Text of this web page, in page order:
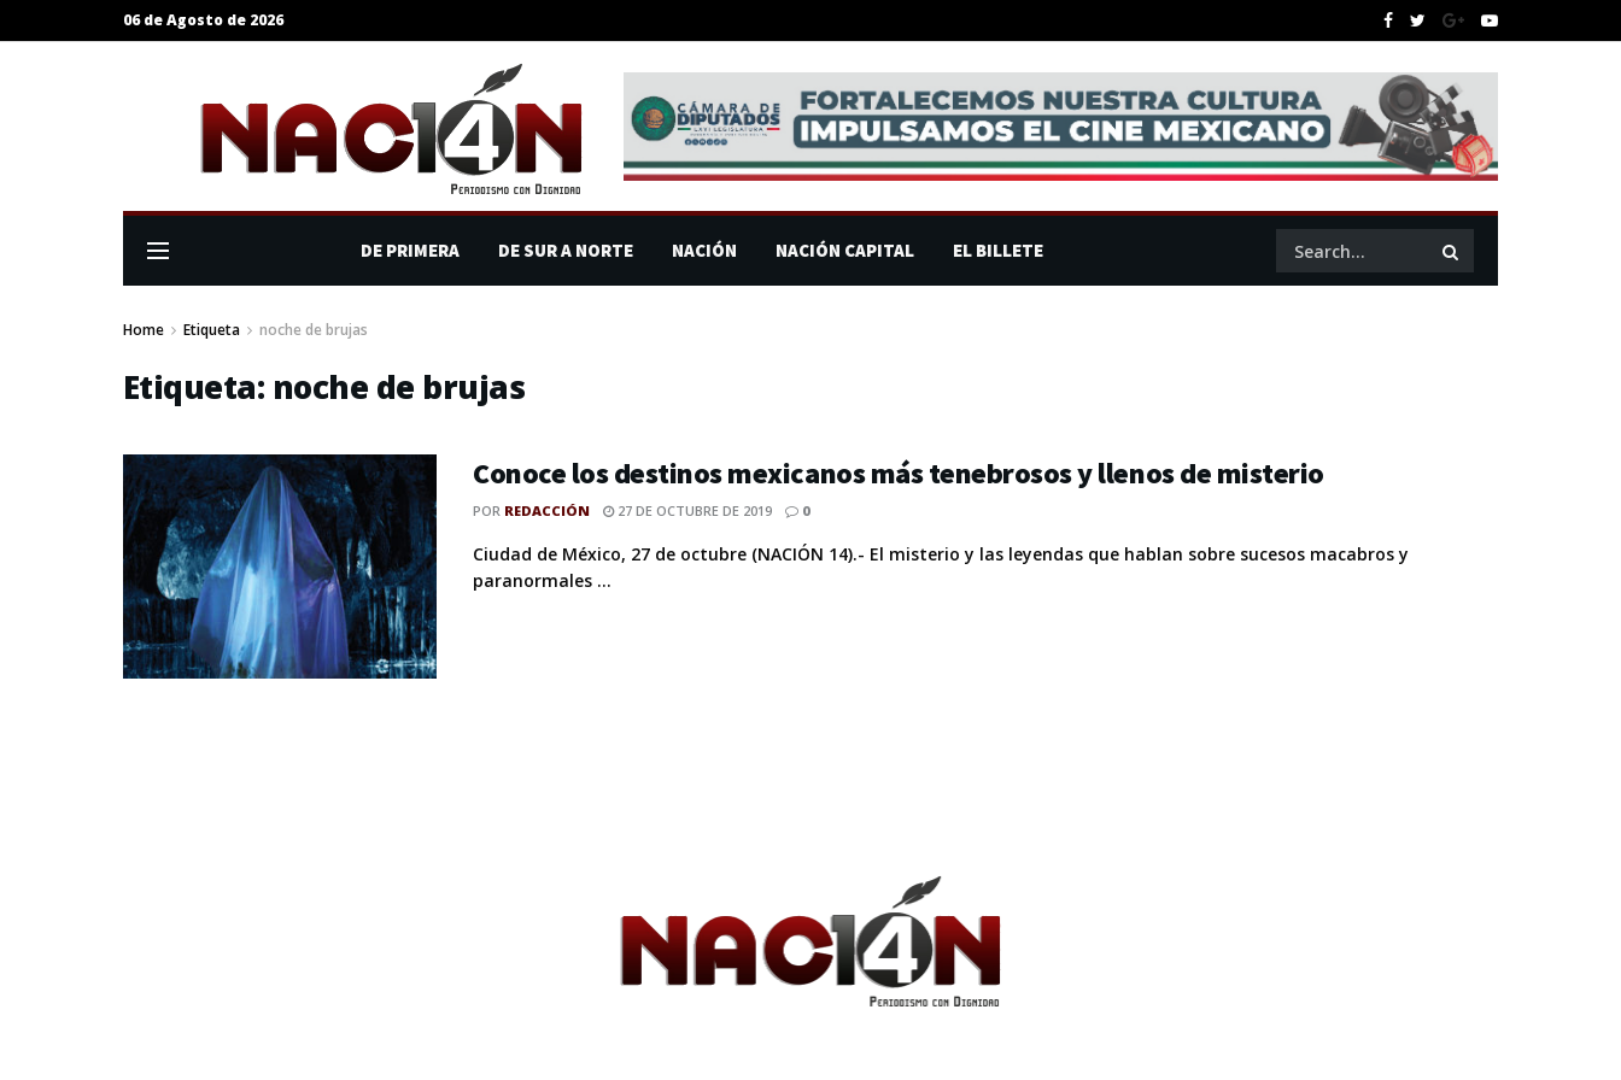
06 de Agosto de 2026
DE PRIMERA DE SUR A NORTE NACIÓN NACIÓN CAPITAL EL BILLETE
Home Etiqueta noche de brujas
Etiqueta: noche de brujas
Conoce los destinos mexicanos más tenebrosos y llenos de misterio
POR REDACCIÓN 27 DE OCTUBRE DE 2019 0
Ciudad de México, 27 de octubre (NACIÓN 14).- El misterio y las leyendas que hablan sobre sucesos macabros y
paranormales ...